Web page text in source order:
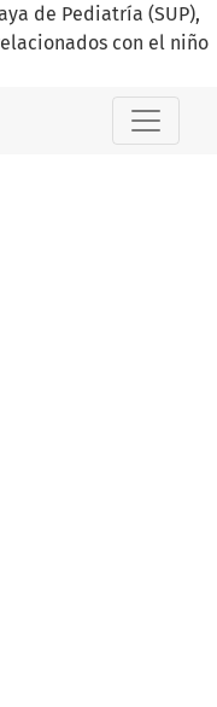
de Pediatría (SUP),
con el niño